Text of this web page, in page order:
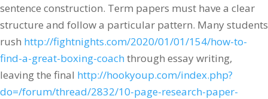
sentence construction. Term papers must have a clear
structure and follow a particular pattern. Many students
rush http://fightnights.com/2020/01/01/154/how-to-
find-a-great-boxing-coach through essay writing,
leaving the final http://hookyoup.com/index.php?
do=/forum/thread/2832/10-page-research-paper-